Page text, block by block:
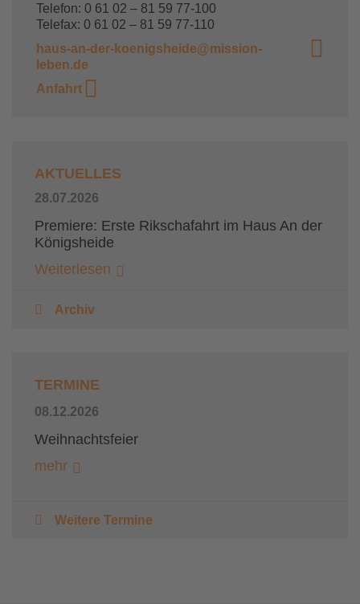
Telefon: 0 61 02 – 81 59 77-100
Telefax: 0 61 02 – 81 59 77-110
haus-an-der-koenigsheide@mission-
leben.de
Anfahrt
AKTUELLES
28.07.2026
Premiere: Erste Rikschafahrt im Haus An der
Königsheide
Weiterlesen
Archiv
TERMINE
08.12.2026
Weihnachtsfeier
mehr
Weitere Termine